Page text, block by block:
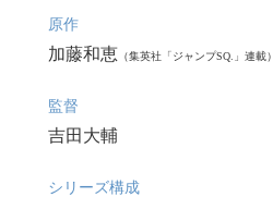
原作
加藤和恵 （集英社「ジャンプSQ.」連載）
監督
吉田大輔
シリーズ構成